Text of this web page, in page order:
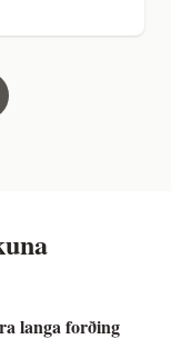
langa forðing